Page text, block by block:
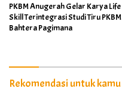
PKBM Anugerah Gelar Karya Life
Skill Terintegrasi Studi Tiru PKBM
Bahtera Pagimana
Rekomendasi untuk kamu